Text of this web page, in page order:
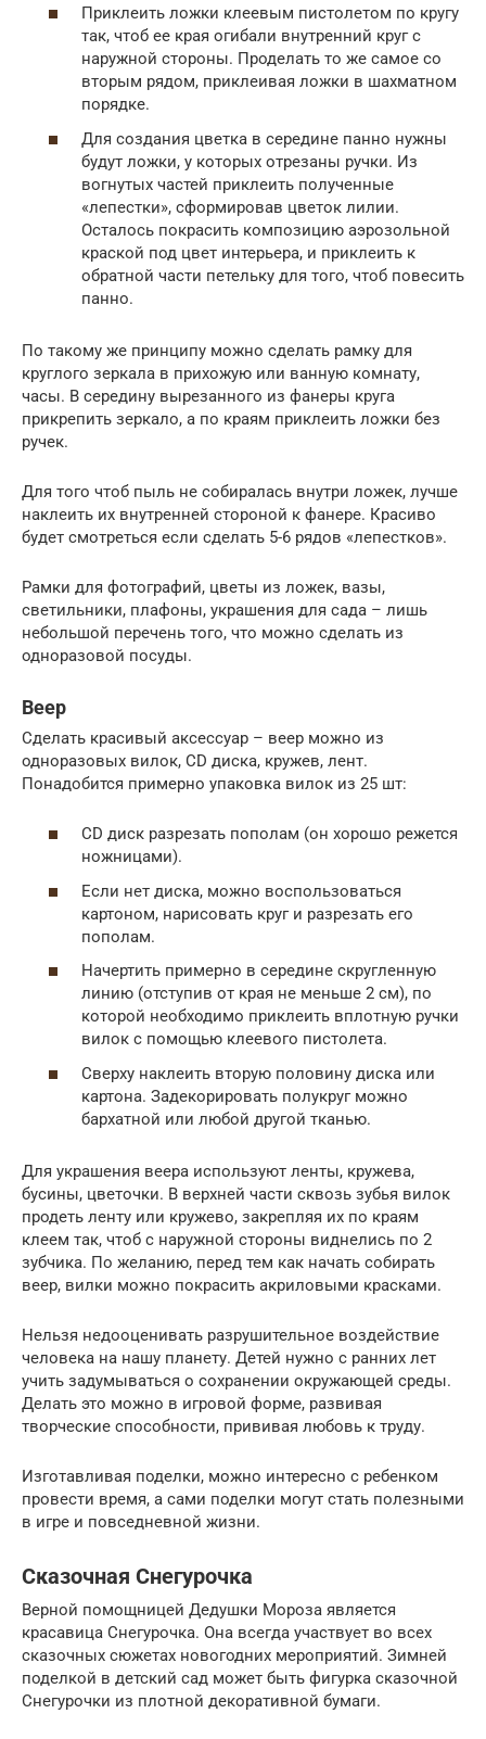
Приклеить ложки клеевым пистолетом по кругу
так, чтоб ее края огибали внутренний круг с
наружной стороны. Проделать то же самое со
вторым рядом, приклеивая ложки в шахматном
порядке.
Для создания цветка в середине панно нужны
будут ложки, у которых отрезаны ручки. Из
вогнутых частей приклеить полученные
«лепестки», сформировав цветок лилии.
Осталось покрасить композицию аэрозольной
краской под цвет интерьера, и приклеить к
обратной части петельку для того, чтоб повесить
панно.
По такому же принципу можно сделать рамку для
круглого зеркала в прихожую или ванную комнату,
часы. В середину вырезанного из фанеры круга
прикрепить зеркало, а по краям приклеить ложки без
ручек.
Для того чтоб пыль не собиралась внутри ложек, лучше
наклеить их внутренней стороной к фанере. Красиво
будет смотреться если сделать 5-6 рядов «лепестков».
Рамки для фотографий, цветы из ложек, вазы,
светильники, плафоны, украшения для сада – лишь
небольшой перечень того, что можно сделать из
одноразовой посуды.
Веер
Сделать красивый аксессуар – веер можно из
одноразовых вилок, CD диска, кружев, лент.
Понадобится примерно упаковка вилок из 25 шт:
CD диск разрезать пополам (он хорошо режется
ножницами).
Если нет диска, можно воспользоваться
картоном, нарисовать круг и разрезать его
пополам.
Начертить примерно в середине скругленную
линию (отступив от края не меньше 2 см), по
которой необходимо приклеить вплотную ручки
вилок с помощью клеевого пистолета.
Сверху наклеить вторую половину диска или
картона. Задекорировать полукруг можно
бархатной или любой другой тканью.
Для украшения веера используют ленты, кружева,
бусины, цветочки. В верхней части сквозь зубья вилок
продеть ленту или кружево, закрепляя их по краям
клеем так, чтоб с наружной стороны виднелись по 2
зубчика. По желанию, перед тем как начать собирать
веер, вилки можно покрасить акриловыми красками.
Нельзя недооценивать разрушительное воздействие
человека на нашу планету. Детей нужно с ранних лет
учить задумываться о сохранении окружающей среды.
Делать это можно в игровой форме, развивая
творческие способности, прививая любовь к труду.
Изготавливая поделки, можно интересно с ребенком
провести время, а сами поделки могут стать полезными
в игре и повседневной жизни.
Сказочная Снегурочка
Верной помощницей Дедушки Мороза является
красавица Снегурочка. Она всегда участвует во всех
сказочных сюжетах новогодних мероприятий. Зимней
поделкой в детский сад может быть фигурка сказочной
Снегурочки из плотной декоративной бумаги.